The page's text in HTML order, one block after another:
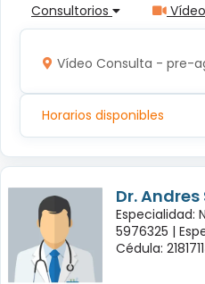
Consultorios
Vídeo Consulta - pre-
Horarios disponibles
Dr.
Especialidad:
5976325 |
Cédula: